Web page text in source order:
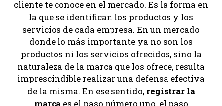
cliente te conoce en el mercado. Es la forma en
la que se identifican los productos y los
servicios de cada empresa. En un mercado
donde lo más importante ya no son los
productos ni los servicios ofrecidos, sino la
naturaleza de la marca que los ofrece, resulta
imprescindible realizar una defensa efectiva
de la misma. En ese sentido, registrar la
marcaes el paso número uno, el paso